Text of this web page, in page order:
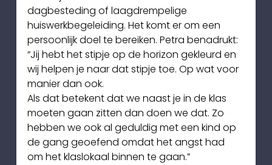
dagbesteding of laagdrempelige
huiswerkbegeleiding. Het komt er om een
persoonlijk doel te bereiken. Petra benadrukt:
“Jij hebt het stipje op de horizon gekleurd en
wij helpen je naar dat stipje toe. Op wat voor
manier dan ook.
Als dat betekent dat we naast je in de klas
moeten gaan zitten dan doen we dat. Zo
hebben we ook al geduldig met een kind op
de gang geoefend omdat het angst had
om het klaslokaal binnen te gaan.”